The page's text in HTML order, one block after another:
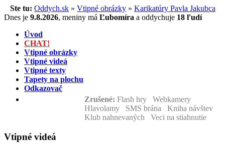
Ste tu: Oddych.sk » Vtipné obrázky » Karikatúry Pavla Jakubca
Dnes je 9.8.2026, meniny má Ľubomíra a oddychuje 18 ľudí
Úvod
CHAT!
Vtipné obrázky
Vtipné videá
Vtipné texty
Tapety na plochu
Odkazovač
Zrušené: Flash hry Webkamery
Hlavolamy SMS brána Kniha návštev
Klub nahnevaných Veci na stiahnutie
Vtipné videá